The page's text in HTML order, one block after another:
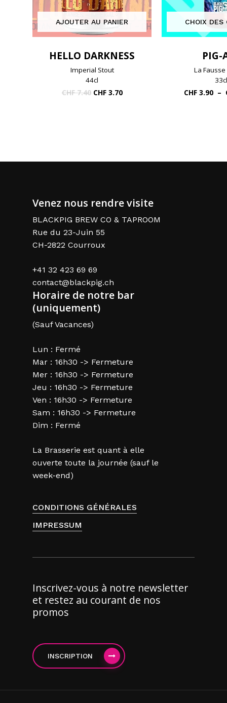
AJOUTER AU PANIER
HELLO DARKNESS
Imperial Stout
44cl
CHF7.40 Le
CHF3.70Le
CHOIX DES
PIG-
La
33cl
CHF3.90 –
Venez nous rendre visite
BLACKPIG BREW CO & TAPROOM
Rue du 23-Juin 55
CH-2822 Courroux
+41 32 423 69 69
contact@blackpig.ch
Horaire de notre bar
(uniquement)
(Sauf Vacances)
Lun : Fermé
Mar : 16h30 -> Fermeture
Mer : 16h30 -> Fermeture
Jeu : 16h30 -> Fermeture
Ven : 16h30 -> Fermeture
Sam : 16h30 -> Fermeture
Dim : Fermé
La Brasserie est quant à elle
ouverte toute la journée (sauf le
week-end)
CONDITIONS GÉNÉRALES
IMPRESSUM
Inscrivez-vous à notre newsletter
et restez au courant de nos
promos
INSCRIPTION